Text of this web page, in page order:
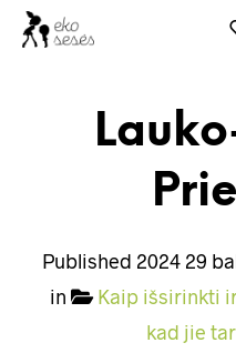
Published 2024 29
in
Kaip išsirinkti
kad jie